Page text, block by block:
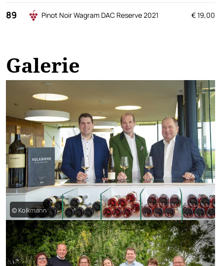
89 Pinot Noir Wagram DAC Reserve 2021 € 19,00
Galerie
© Kolkmann